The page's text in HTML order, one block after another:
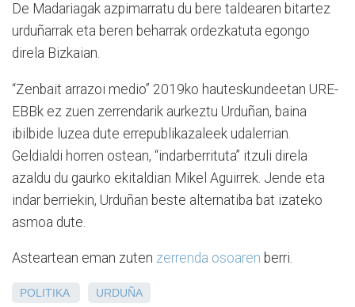
De Madariagak azpimarratu du bere taldearen bitartez
urduñarrak eta beren beharrak ordezkatuta egongo
direla Bizkaian.
“Zenbait arrazoi medio” 2019ko hauteskundeetan URE-
EBBk ez zuen zerrendarik aurkeztu Urduñan, baina
ibilbide luzea dute errepublikazaleek udalerrian.
Geldialdi horren ostean, “indarberrituta” itzuli direla
azaldu du gaurko ekitaldian Mikel Aguirrek. Jende eta
indar berriekin, Urduñan beste alternatiba bat izateko
asmoa dute.
Asteartean eman zuten zerrenda osoaren berri.
POLITIKA URDUÑA